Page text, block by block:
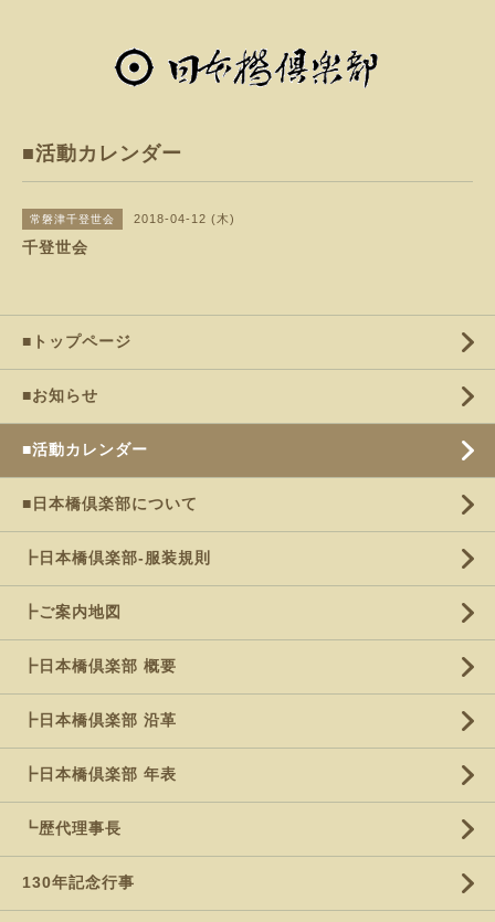
■活動カレンダー
常磐津千登世会 2018-04-12 (木)
千登世会
■トップページ
■お知らせ
■活動カレンダー
■日本橋倶楽部について
┣日本橋倶楽部-服装規則
┣ご案内地図
┣日本橋倶楽部 概要
┣日本橋倶楽部 沿革
┣日本橋倶楽部 年表
┗歴代理事長
130年記念行事